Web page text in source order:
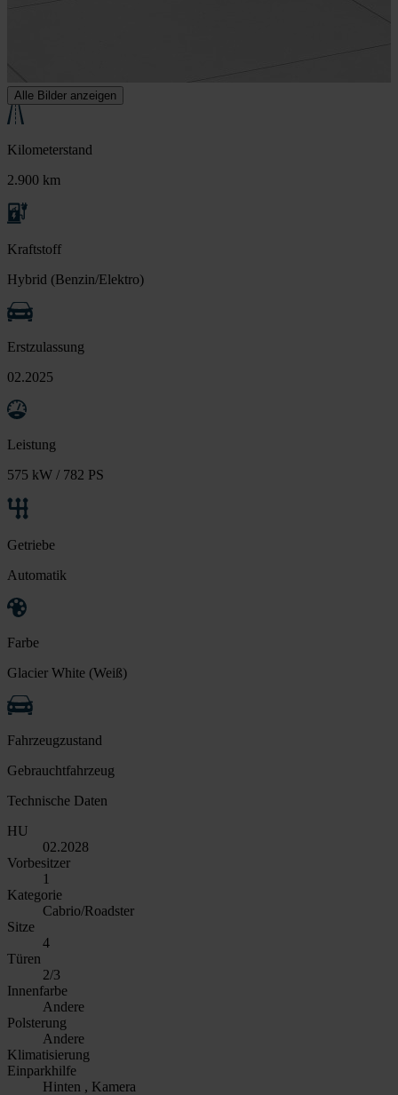
Alle Bilder anzeigen
Kilometerstand
2.900 km
Kraftstoff
Hybrid (Benzin/Elektro)
Erstzulassung
02.2025
Leistung
575 kW / 782 PS
Getriebe
Automatik
Farbe
Glacier White (Weiß)
Fahrzeugzustand
Gebrauchtfahrzeug
Technische Daten
HU
02.2028
Vorbesitzer
1
Kategorie
Cabrio/Roadster
Sitze
4
Türen
2/3
Innenfarbe
Andere
Polsterung
Andere
Klimatisierung
Einparkhilfe
Hinten , Kamera